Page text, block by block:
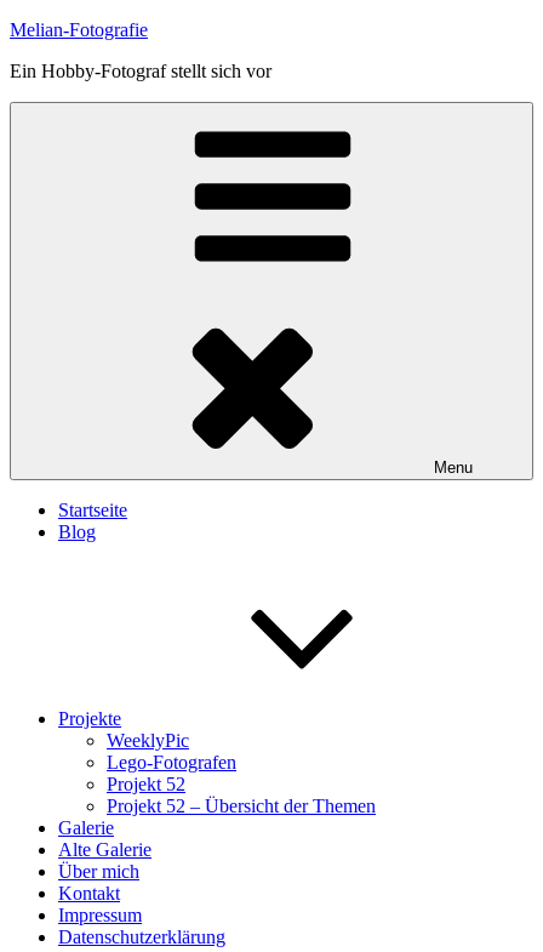
Skip
content
Melian-Fotografie
Ein Hobby-Fotograf stellt sich vor
Menu
Startseite
Blog
Projekte
WeeklyPic
Lego-Fotografen
Projekt 52
Projekt 52 – Übersicht der Themen
Galerie
Alte Galerie
Über mich
Kontakt
Impressum
Datenschutzerklärung